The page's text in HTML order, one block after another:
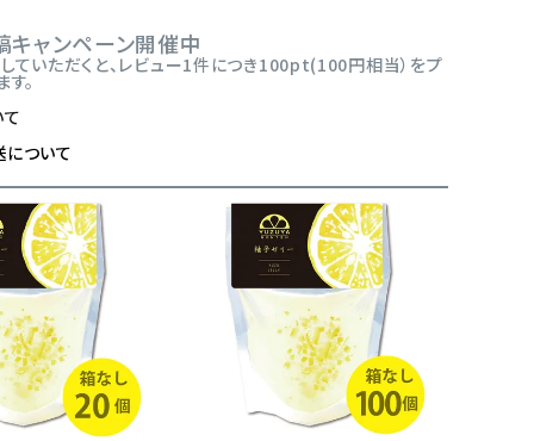
キャンペーン開催中
ていただくと、レビュー1件につき100pt(100円相当）をプ
。
ついて